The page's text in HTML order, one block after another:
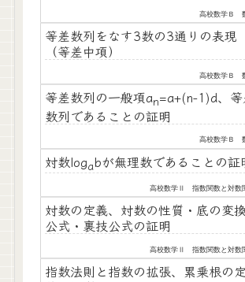
高校数学Ｂ
等差数列をなす3数の3通りの表現
（等差中項）
高校数学Ｂ
等差数列の一般項an=a+(n-1)d、等
数列であることの証明
高校数学Ｂ
対数logabが無理数であることの証
高校数学Ⅱ 指数関数と対数
対数の定義、対数の性質・底の変換
公式・裏技公式の証明
高校数学Ⅱ 指数関数と対数
指数法則と指数の拡張、累乗根の定